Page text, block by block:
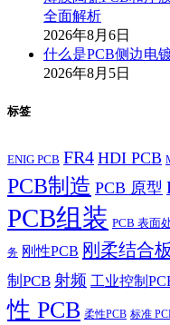
全面解析
2026年8月6日
什么是PCB侧边电
2026年8月5日
标签
ENIG PCB FR4 HDI PCB
PCB制造 PCB 原型
PCB组装 PCB 表面
务 刚性PCB 刚柔结合板
制PCB 射频 工业控制
性 PCB 柔性PCB 标准